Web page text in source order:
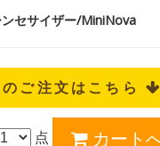
セサイザー/MiniNova
ご注文はこちら 
点